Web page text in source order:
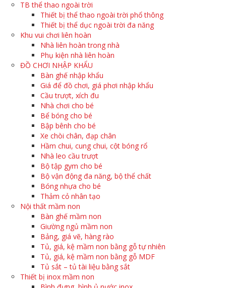
TB thể thao ngoài trời
Thiết bị thể thao ngoài trời phổ thông
Thiết bị thể dục ngoài trời đa năng
Khu vui chơi liên hoàn
Nhà liên hoàn trong nhà
Phụ kiện nhà liên hoàn
ĐỒ CHƠI NHẬP KHẨU
Bàn ghế nhập khẩu
Giá để đồ chơi, giá phơi nhập khẩu
Cầu trượt, xích đu
Nhà chơi cho bé
Bể bóng cho bé
Bập bênh cho bé
Xe chòi chân, đạp chân
Hầm chui, cung chui, cột bóng rổ
Nhà leo cầu trượt
Bộ tập gym cho bé
Bộ vận động đa năng, bộ thể chất
Bóng nhựa cho bé
Thảm cỏ nhân tạo
Nội thất mầm non
Bàn ghế mầm non
Giường ngủ mầm non
Bảng, giá vẽ, hàng rào
Tủ, giá, kệ mầm non bằng gỗ tự nhiên
Tủ, giá, kệ mầm non bằng gỗ MDF
Tủ sắt – tủ tài liệu bằng sắt
Thiết bị inox mầm non